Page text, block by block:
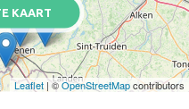
KAART
Leaflet | ©OpenStreetMapcontributors